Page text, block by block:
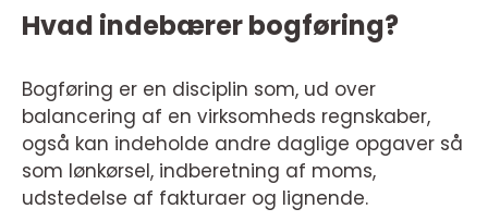
Hvad indebærer bogføring?
Bogføring er en disciplin som, ud over
balancering af en virksomheds regnskaber,
også kan indeholde andre daglige opgaver så
som lønkørsel, indberetning af moms,
udstedelse af fakturaer og lignende.